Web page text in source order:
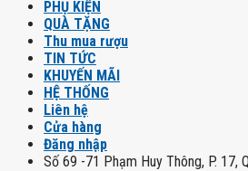
PHỤ KIỆN
QUÀ TẶNG
Thu mua rượu
TIN TỨC
KHUYẾN MÃI
HỆ THỐNG
Liên hệ
Cửa hàng
Đăng nhập
Số 69 -71 Phạm Huy Thông, P. 17,